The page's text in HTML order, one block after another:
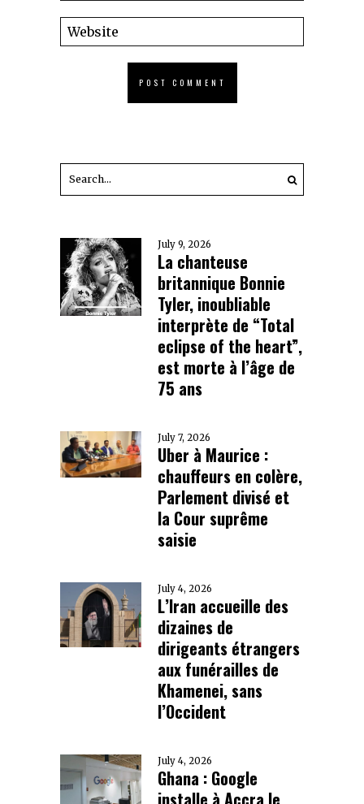
July 9, 2026
La chanteuse
britannique Bonnie
Tyler, inoubliable
interprète de “Total
eclipse of the heart”,
est morte à l’âge de
75 ans
July 7, 2026
Uber à Maurice :
chauffeurs en colère,
Parlement divisé et
la Cour suprême
saisie
July 4, 2026
L’Iran accueille des
dizaines de
dirigeants étrangers
aux funérailles de
Khamenei, sans
l’Occident
July 4, 2026
Ghana : Google
installe à Accra le